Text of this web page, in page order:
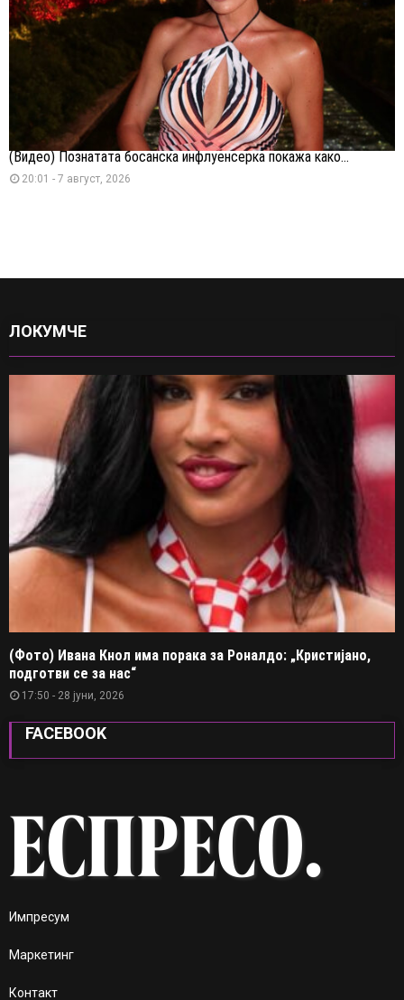
(Видео) Познатата босанска инфлуенсерка покажа како...
20:01 - 7 август, 2026
ЛОКУМЧЕ
(Фото) Ивана Кнол има порака за Роналдо: „Кристијано,
подготви се за нас“
17:50 - 28 јуни, 2026
FACEBOOK
Импресум
Маркетинг
Контакт